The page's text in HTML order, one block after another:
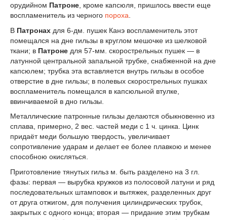
орудийном Патроне , кроме капсюля, пришлось ввести еще
воспламенитель из черного пороха
В Патронах для 6-дм. пушек Канэ воспламенитель этот
помещался на дне гильзы в круглом мешочке из шелковой
ткани; в Патроне для 57-мм. скорострельных пушек — в
латунной центральной запальной трубке, снабженной на дне
капсюлем; трубка эта вставляется внутрь гильзы в особое
отверстие в дне гильзы; в полевых скорострельных пушках
воспламенитель помещался в капсюльной втулке,
ввинчиваемой в дно гильзы.
Металлические патронные гильзы делаются обыкновенно из
сплава, примерно, 2 вес. частей меди с 1 ч. цинка. Цинк
придаёт меди большую твердость, увеличивает
сопротивление ударам и делает ее более плавкою и менее
способною окисляться.
Приготовление тянутых гильз м. быть разделено на 3 гл.
фазы: первая — вырубка кружков из полосовой латуни и ряд
последовательных штамповок и вытяжек, разделенных друг
от друга отжигом, для получения цилиндрических трубок,
закрытых с одного конца; вторая — придание этим трубкам